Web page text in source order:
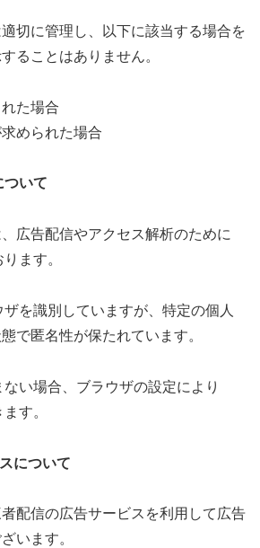
切に管理し、以下に該当する場合を
ることはありません。
た場合
められた場合
いて
広告配信やアクセス解析のために
ます。
を識別していますが、特定の個人
で匿名性が保たれています。
い場合、ブラウザの設定により
す。
について
配信の広告サービスを利用して広告
います。